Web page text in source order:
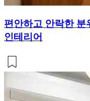
편안하고 안락한 분
인테리어